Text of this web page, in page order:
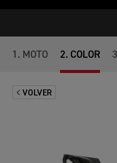
1 . MOTO 2. COLOR 3
VOLVER